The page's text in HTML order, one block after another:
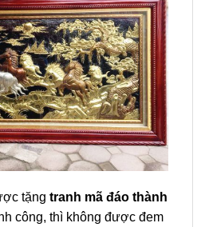
tặng tranh mã đáo thành
công, thì không được đem